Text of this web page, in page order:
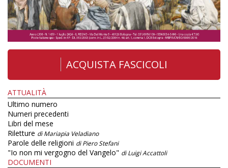
ACQUISTA FASCICOLI
ATTUALITÀ
Ultimo numero
Numeri precedenti
Libri del mese
Riletture di Mariapia Veladiano
Parole delle religioni di Piero Stefani
"Io non mi vergogno del Vangelo" di Luigi Accattoli
DOCUMENTI